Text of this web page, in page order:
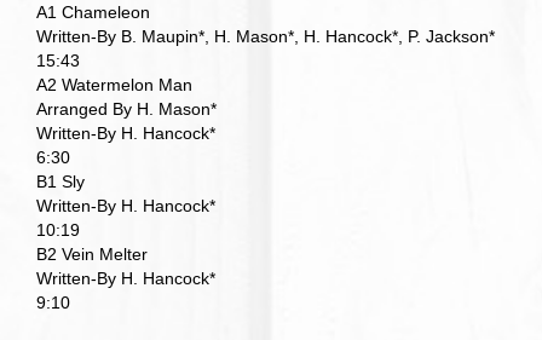
A1 Chameleon
Written-By B. Maupin*, H. Mason*, H. Hancock*, P. Jackson*
15:43
A2 Watermelon Man
Arranged By H. Mason*
Written-By H. Hancock*
6:30
B1 Sly
Written-By H. Hancock*
10:19
B2 Vein Melter
Written-By H. Hancock*
9:10